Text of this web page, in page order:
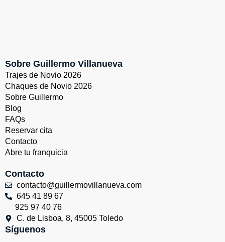
Sobre Guillermo Villanueva
Trajes de Novio 2026
Chaques de Novio 2026
Sobre Guillermo
Blog
FAQs
Reservar cita
Contacto
Abre tu franquicia
Contacto
contacto@guillermovillanueva.com
645 41 89 67
925 97 40 76
C. de Lisboa, 8, 45005 Toledo
Síguenos